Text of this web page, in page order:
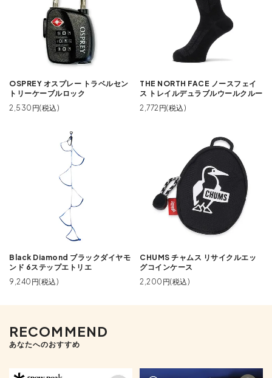
OSPREY オスプレー トラベルセン
トリーケーブルロック
2,530円(税込)
THE NORTH FACE ノースフェイ
ス トレイルデュラブルウールクルー
2,772円(税込)
Black Diamond ブラックダイヤモ
ンド 6ステップエトリエ
9,240円(税込)
CHUMS チャムス リサイクルエッ
グコインケース
2,200円(税込)
RECOMMEND
あなたへのおすすめ